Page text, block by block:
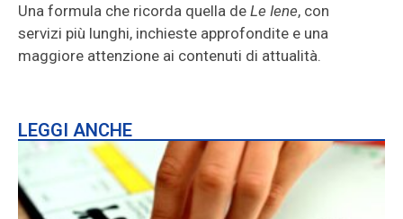
Una formula che ricorda quella de Le Iene, con
servizi più lunghi, inchieste approfondite e una
maggiore attenzione ai contenuti di attualità.
LEGGI ANCHE